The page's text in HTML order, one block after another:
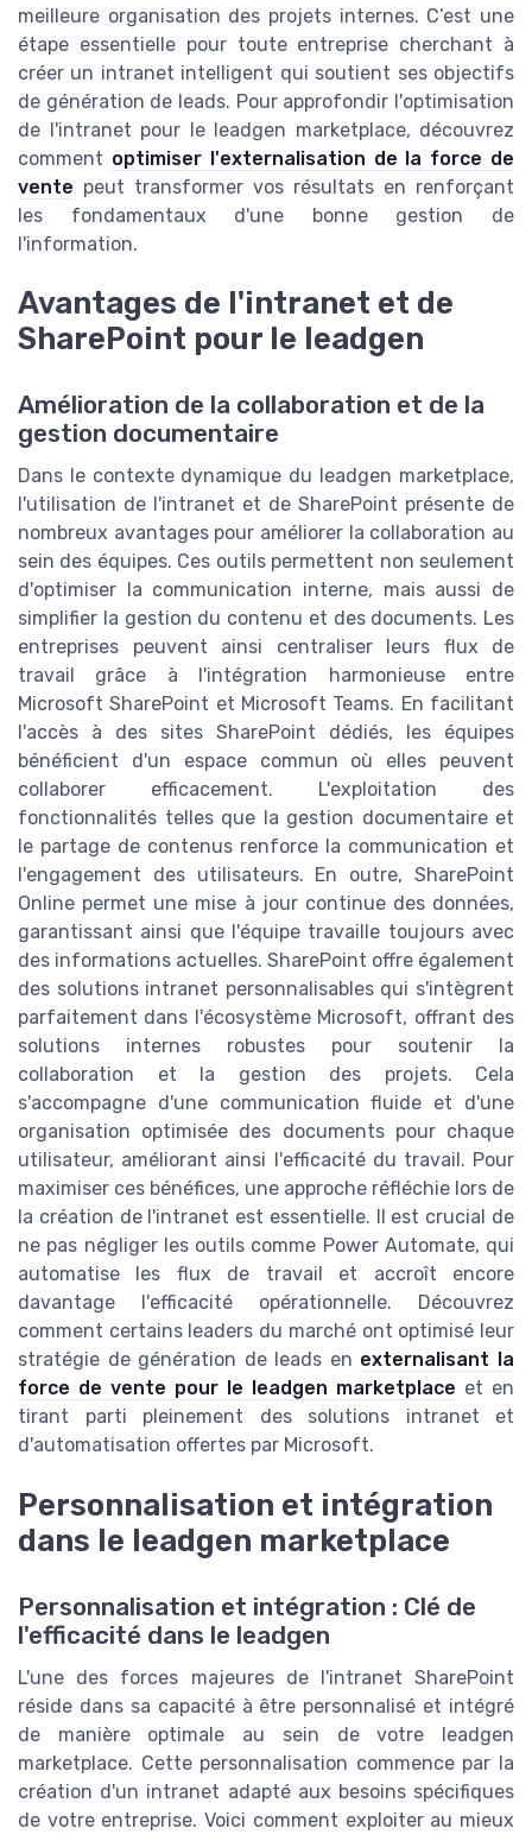
meilleure organisation des projets internes. C’est une
étape essentielle pour toute entreprise cherchant à
créer un intranet intelligent qui soutient ses objectifs
de génération de leads. Pour approfondir l'optimisation
de l'intranet pour le leadgen marketplace, découvrez
comment optimiser l'externalisation de la force de
vente peut transformer vos résultats en renforçant
les fondamentaux d'une bonne gestion de
l'information.
Avantages de l'intranet et de
SharePoint pour le leadgen
Amélioration de la collaboration et de la
gestion documentaire
Dans le contexte dynamique du leadgen marketplace,
l'utilisation de l'intranet et de SharePoint présente de
nombreux avantages pour améliorer la collaboration au
sein des équipes. Ces outils permettent non seulement
d'optimiser la communication interne, mais aussi de
simplifier la gestion du contenu et des documents. Les
entreprises peuvent ainsi centraliser leurs flux de
travail grâce à l'intégration harmonieuse entre
Microsoft SharePoint et Microsoft Teams. En facilitant
l'accès à des sites SharePoint dédiés, les équipes
bénéficient d'un espace commun où elles peuvent
collaborer efficacement. L'exploitation des
fonctionnalités telles que la gestion documentaire et
le partage de contenus renforce la communication et
l'engagement des utilisateurs. En outre, SharePoint
Online permet une mise à jour continue des données,
garantissant ainsi que l'équipe travaille toujours avec
des informations actuelles. SharePoint offre également
des solutions intranet personnalisables qui s'intègrent
parfaitement dans l'écosystème Microsoft, offrant des
solutions internes robustes pour soutenir la
collaboration et la gestion des projets. Cela
s'accompagne d'une communication fluide et d'une
organisation optimisée des documents pour chaque
utilisateur, améliorant ainsi l'efficacité du travail. Pour
maximiser ces bénéfices, une approche réfléchie lors de
la création de l'intranet est essentielle. Il est crucial de
ne pas négliger les outils comme Power Automate, qui
automatise les flux de travail et accroît encore
davantage l'efficacité opérationnelle. Découvrez
comment certains leaders du marché ont optimisé leur
stratégie de génération de leads en externalisant la
force de vente pour le leadgen marketplace et en
tirant parti pleinement des solutions intranet et
d'automatisation offertes par Microsoft.
Personnalisation et intégration
dans le leadgen marketplace
Personnalisation et intégration : Clé de
l'efficacité dans le leadgen
L'une des forces majeures de l'intranet SharePoint
réside dans sa capacité à être personnalisé et intégré
de manière optimale au sein de votre leadgen
marketplace. Cette personnalisation commence par la
création d'un intranet adapté aux besoins spécifiques
de votre entreprise. Voici comment exploiter au mieux